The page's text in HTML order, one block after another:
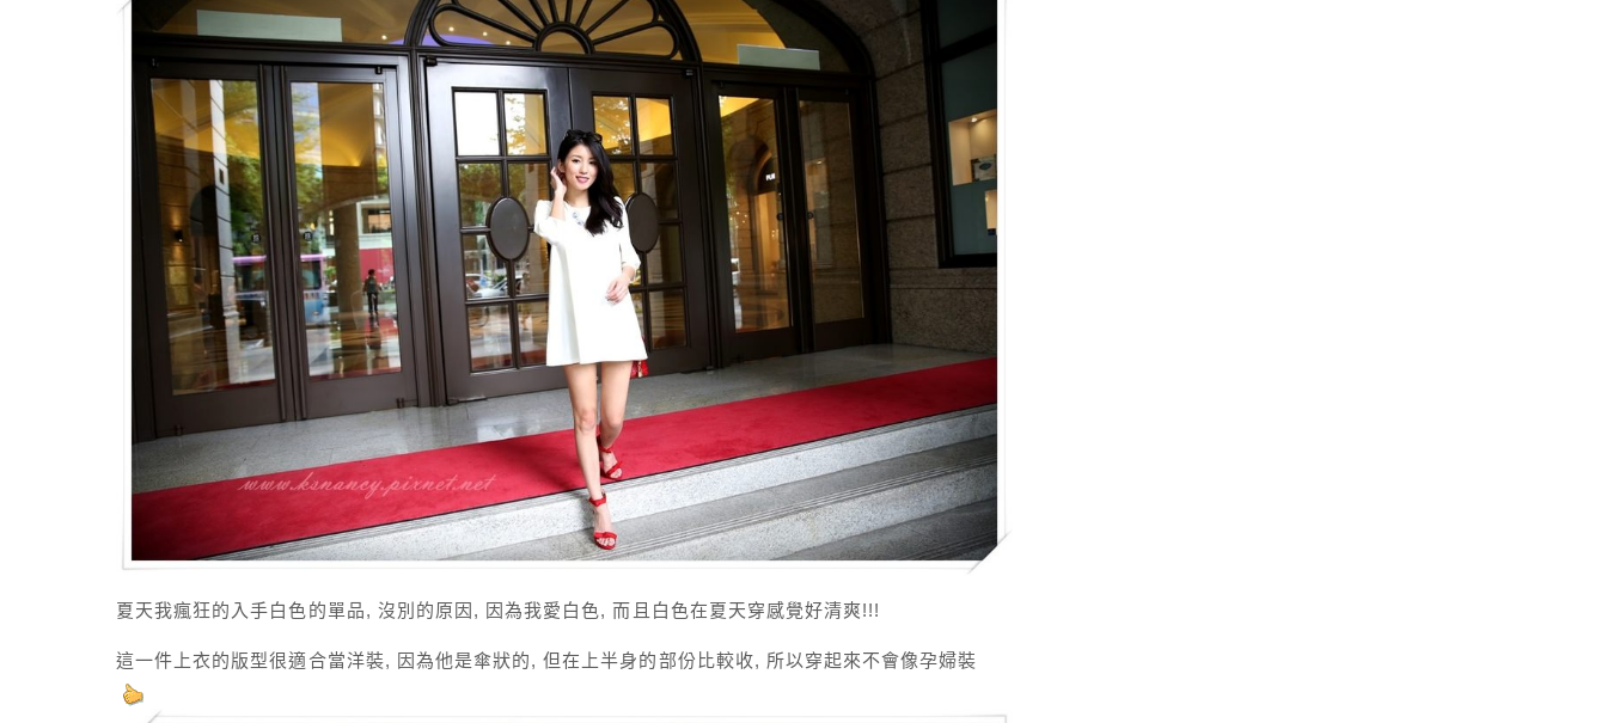
夏天我瘋狂的入手白色的單品, 沒別的原因, 因為我愛白色, 而且白色在夏天穿感覺好清爽!!!
這一件上衣的版型很適合當洋裝, 因為他是傘狀的, 但在上半身的部份比較收, 所以穿起來不會像孕婦裝